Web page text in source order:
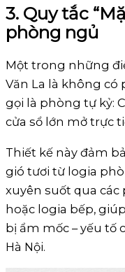
3. Quy tắc
phòng ngủ
Một trong những
Văn La là không có
gọi là phòng tự kỷ:
cửa sổ lớn mở trực
Thiết kế này đảm
gió tươi từ logia
xuyên suốt qua các
hoặc logia bếp,
bị ẩm mốc – yếu tố
Hà Nội.